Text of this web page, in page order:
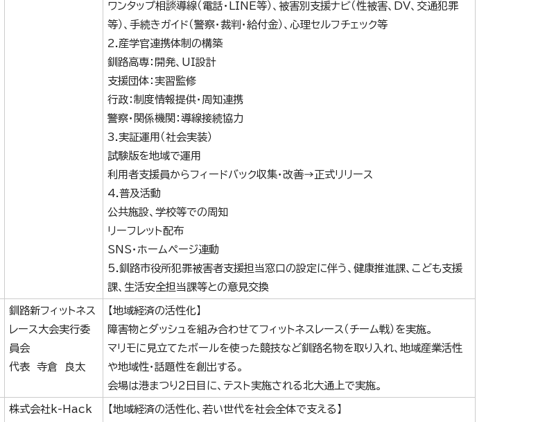
ワンタップ相談導線（電話・LINE等）、被害別支援ナビ（性被害、DV、交通犯罪
等）、手続きガイド（警察・裁判・給付金）、心理セルフチェック等
2.産学官連携体制の構築
釧路高専：開発、UI設計
支援団体：実習監修
行政：制度情報提供・周知連携
警察・関係機関：導線接続協力
3.実証運用（社会実装）
試験版を地域で運用
利用者支援員からフィードバック収集・改善→正式リリース
4.普及活動
公共施設、学校等での周知
リーフレット配布
SNS・ホームページ連動
5.釧路市役所犯罪被害者支援担当窓口の設定に伴う、健康推進課、こども支援
課、生活安全担当課等との意見交換
釧路新フィットネス
レース大会実行委
員会
代表 寺倉 良太
【地域経済の活性化】
障害物とダッシュを組み合わせてフィットネスレース（チーム戦）を実施。
マリモに見立てたボールを使った競技など釧路名物を取り入れ、地域産業活性
や地域性・話題性を創出する。
会場は港まつり2日目に、テスト実施される北大通上で実施。
株式会社k-Hack 【地域経済の活性化、若い世代を社会全体で支える】